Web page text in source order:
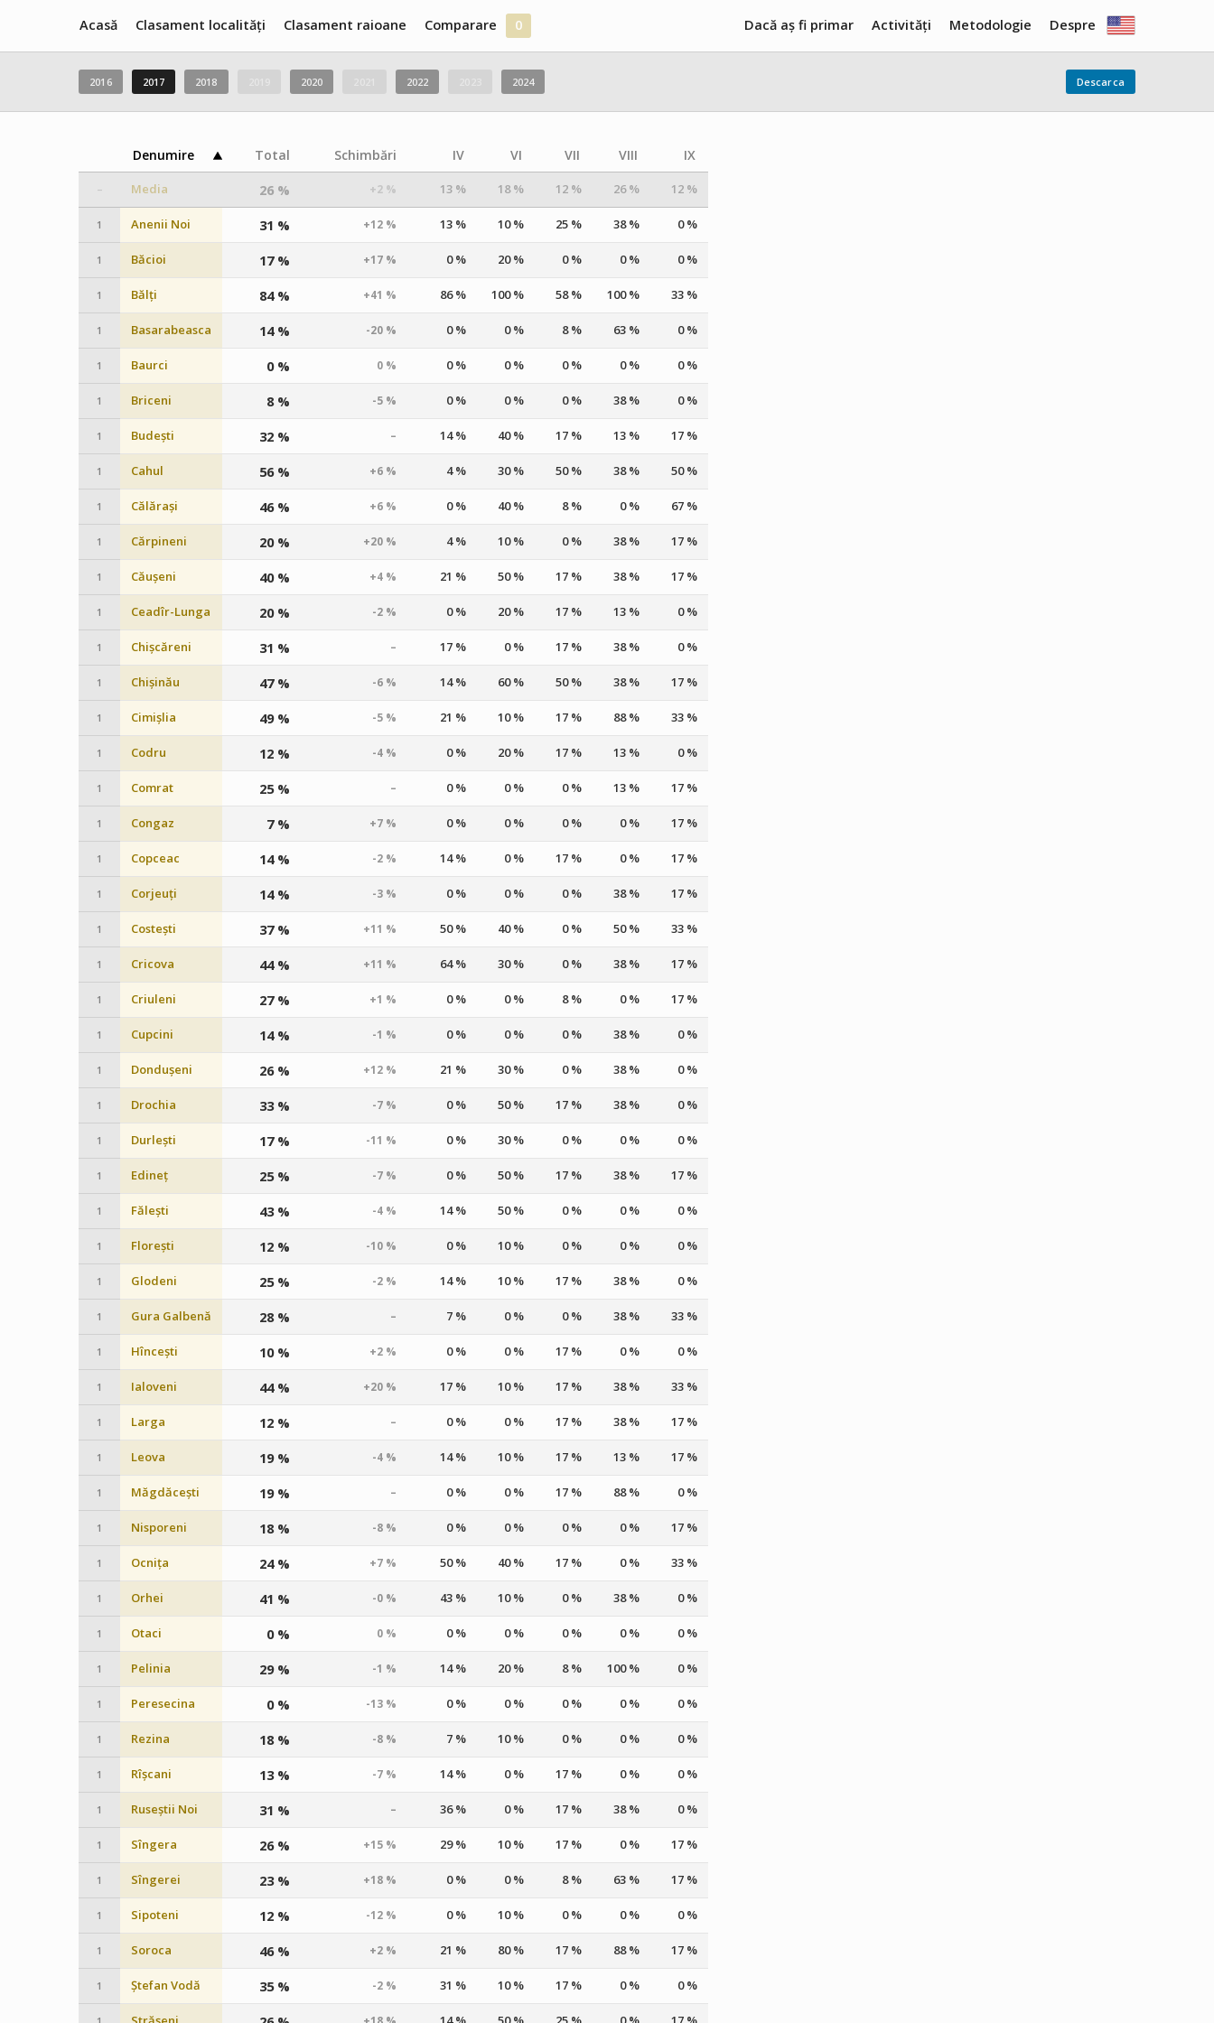
Acasă Despre
Clasament localități Metodologie
Clasament raioane Activități
Comparare 0 Dacă aș fi primar
2016 2017 2018 2020 2022 2024 Descarca
Denumire Total Schimbări IV VI VII VIII IX
– Media 26 % +2 % 13 % 18 % 12 % 26 % 12 %
1 Anenii Noi 31 % +12 % 13 % 10 % 25 % 38 % 0 %
1 Băcioi 17 % +17 % 0 % 20 % 0 % 0 % 0 %
1 Bălți 84 % +41 % 86 % 100 % 58 % 100 % 33 %
1 Basarabeasca 14 % -20 % 0 % 0 % 8 % 63 % 0 %
1 Baurci 0 % 0 % 0 % 0 % 0 % 0 % 0 %
1 Briceni 8 % -5 % 0 % 0 % 0 % 38 % 0 %
1 Budești 32 % – 14 % 40 % 17 % 13 % 17 %
1 Cahul 56 % +6 % 4 % 30 % 50 % 38 % 50 %
1 Călărași 46 % +6 % 0 % 40 % 8 % 0 % 67 %
1 Cărpineni 20 % +20 % 4 % 10 % 0 % 38 % 17 %
1 Căușeni 40 % +4 % 21 % 50 % 17 % 38 % 17 %
1 Ceadîr-Lunga 20 % -2 % 0 % 20 % 17 % 13 % 0 %
1 Chișcăreni 31 % – 17 % 0 % 17 % 38 % 0 %
1 Chișinău 47 % -6 % 14 % 60 % 50 % 38 % 17 %
1 Cimișlia 49 % -5 % 21 % 10 % 17 % 88 % 33 %
1 Codru 12 % -4 % 0 % 20 % 17 % 13 % 0 %
1 Comrat 25 % – 0 % 0 % 0 % 13 % 17 %
1 Congaz 7 % +7 % 0 % 0 % 0 % 0 % 17 %
1 Copceac 14 % -2 % 14 % 0 % 17 % 0 % 17 %
1 Corjeuți 14 % -3 % 0 % 0 % 0 % 38 % 17 %
1 Costești 37 % +11 % 50 % 40 % 0 % 50 % 33 %
1 Cricova 44 % +11 % 64 % 30 % 0 % 38 % 17 %
1 Criuleni 27 % +1 % 0 % 0 % 8 % 0 % 17 %
1 Cupcini 14 % -1 % 0 % 0 % 0 % 38 % 0 %
1 Dondușeni 26 % +12 % 21 % 30 % 0 % 38 % 0 %
1 Drochia 33 % -7 % 0 % 50 % 17 % 38 % 0 %
1 Durlești 17 % -11 % 0 % 30 % 0 % 0 % 0 %
1 Edineț 25 % -7 % 0 % 50 % 17 % 38 % 17 %
1 Fălești 43 % -4 % 14 % 50 % 0 % 0 % 0 %
1 Florești 12 % -10 % 0 % 10 % 0 % 0 % 0 %
1 Glodeni 25 % -2 % 14 % 10 % 17 % 38 % 0 %
1 Gura Galbenă 28 % – 7 % 0 % 0 % 38 % 33 %
1 Hîncești 10 % +2 % 0 % 0 % 17 % 0 % 0 %
1 Ialoveni 44 % +20 % 17 % 10 % 17 % 38 % 33 %
1 Larga 12 % – 0 % 0 % 17 % 38 % 17 %
1 Leova 19 % -4 % 14 % 10 % 17 % 13 % 17 %
1 Măgdăcești 19 % – 0 % 0 % 17 % 88 % 0 %
1 Nisporeni 18 % -8 % 0 % 0 % 0 % 0 % 17 %
1 Ocnița 24 % +7 % 50 % 40 % 17 % 0 % 33 %
1 Orhei 41 % -0 % 43 % 10 % 0 % 38 % 0 %
1 Otaci 0 % 0 % 0 % 0 % 0 % 0 % 0 %
1 Pelinia 29 % -1 % 14 % 20 % 8 % 100 % 0 %
1 Peresecina 0 % -13 % 0 % 0 % 0 % 0 % 0 %
1 Rezina 18 % -8 % 7 % 10 % 0 % 0 % 0 %
1 Rîșcani 13 % -7 % 14 % 0 % 17 % 0 % 0 %
1 Ruseștii Noi 31 % – 36 % 0 % 17 % 38 % 0 %
1 Sîngera 26 % +15 % 29 % 10 % 17 % 0 % 17 %
1 Sîngerei 23 % +18 % 0 % 0 % 8 % 63 % 17 %
1 Sipoteni 12 % -12 % 0 % 10 % 0 % 0 % 0 %
1 Soroca 46 % +2 % 21 % 80 % 17 % 88 % 17 %
1 Ștefan Vodă 35 % -2 % 31 % 10 % 17 % 0 % 0 %